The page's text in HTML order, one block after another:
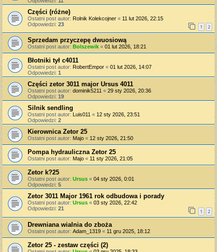
Części (różne)
Ostatni post autor: Rolnik Kolekcojner « 11 lut 2026, 22:15
Odpowiedzi: 23 1 2
Sprzedam przyczepę dwuosiową
Ostatni post autor: Bolszewik « 01 lut 2026, 18:21
Błotniki tył c4011
Ostatni post autor: RobertEmpor « 01 lut 2026, 14:07
Odpowiedzi: 1
Części zetor 3011 major Ursus 4011
Ostatni post autor: dominik5211 « 29 sty 2026, 20:36
Odpowiedzi: 19
Silnik sendling
Ostatni post autor: Luis011 « 12 sty 2026, 23:51
Odpowiedzi: 2
Kierownica Zetor 25
Ostatni post autor: Majo « 12 sty 2026, 21:50
Pompa hydrauliczna Zetor 25
Ostatni post autor: Majo « 11 sty 2026, 21:05
Zetor k?25
Ostatni post autor: Ursus « 04 sty 2026, 0:01
Odpowiedzi: 5
Zetor 3011 Major 1961 rok odbudowa i porady
Ostatni post autor: Ursus « 03 sty 2026, 22:42
Odpowiedzi: 21 1 2
Drewniana wialnia do zboża
Ostatni post autor: Adam_1319 « 11 gru 2025, 18:12
Zetor 25 - zestaw części (2)